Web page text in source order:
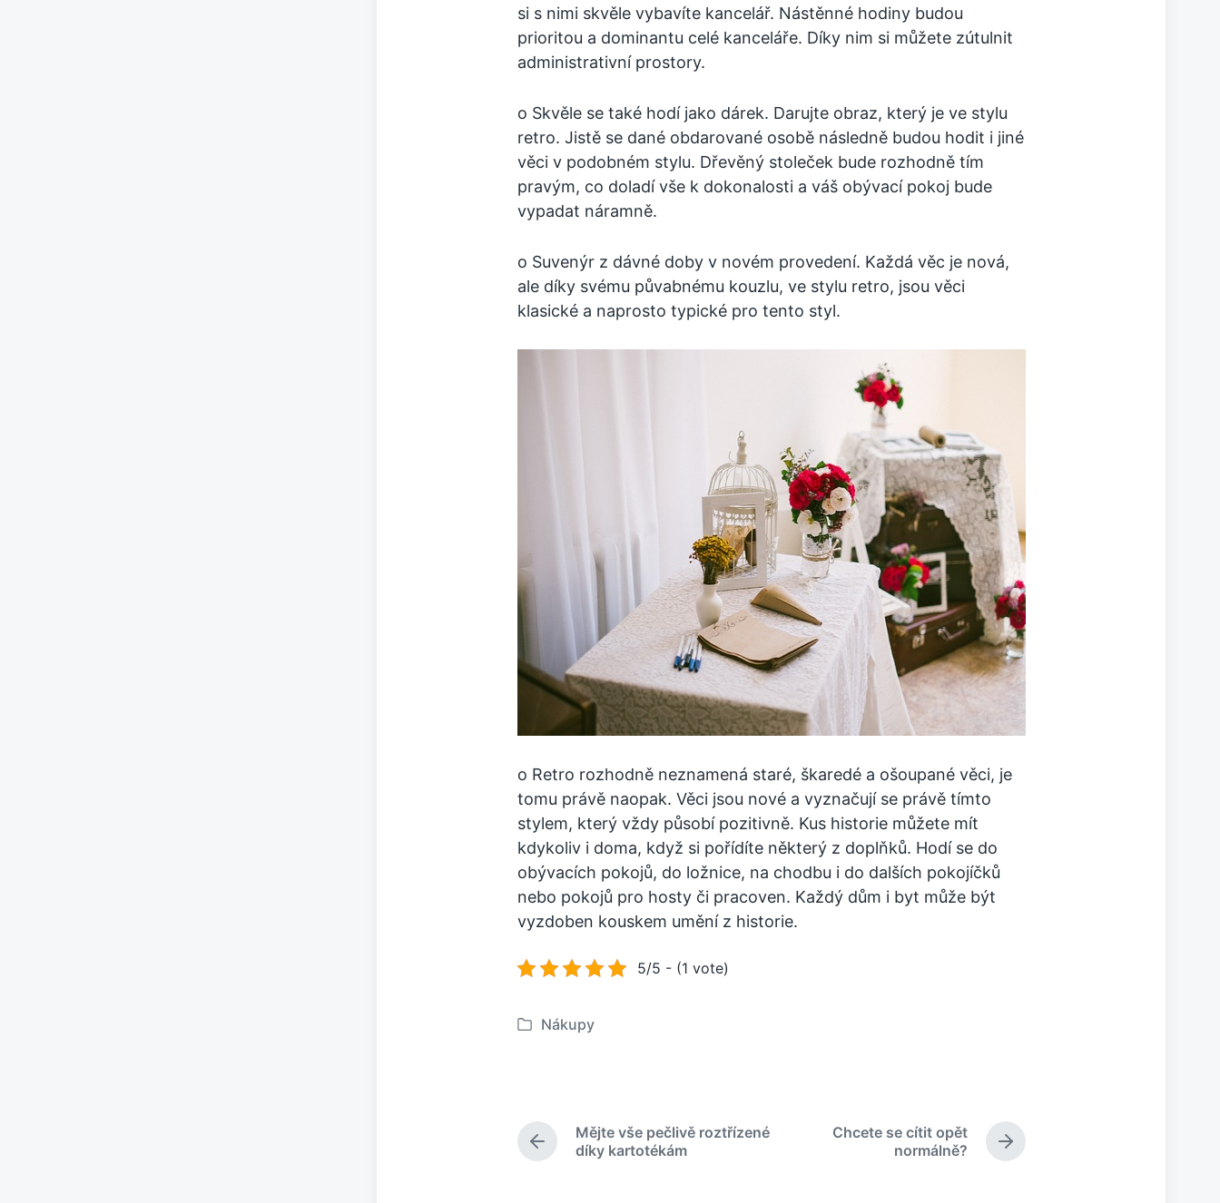
si s nimi skvěle vybavíte kancelář. Nástěnné hodiny budou
prioritou a dominantu celé kanceláře. Díky nim si můžete zútulnit
administrativní prostory.
o Skvěle se také hodí jako dárek. Darujte obraz, který je ve stylu
retro. Jistě se dané obdarované osobě následně budou hodit i jiné
věci v podobném stylu. Dřevěný stoleček bude rozhodně tím
pravým, co doladí vše k dokonalosti a váš obývací pokoj bude
vypadat náramně.
o Suvenýr z dávné doby v novém provedení. Každá věc je nová,
ale díky svému půvabnému kouzlu, ve stylu retro, jsou věci
klasické a naprosto typické pro tento styl.
o Retro rozhodně neznamená staré, škaredé a ošoupané věci, je
tomu právě naopak. Věci jsou nové a vyznačují se právě tímto
stylem, který vždy působí pozitivně. Kus historie můžete mít
kdykoliv i doma, když si pořídíte některý z doplňků. Hodí se do
obývacích pokojů, do ložnice, na chodbu i do dalších pokojíčků
nebo pokojů pro hosty či pracoven. Každý dům i byt může být
vyzdoben kouskem umění z historie.
5/5 - (1 vote)
P
k
Nákupy
P
ř
Mějte vše pečlivě roztřízené
díky kartotékám
N
á
Chcete se cítit opět
normálně?